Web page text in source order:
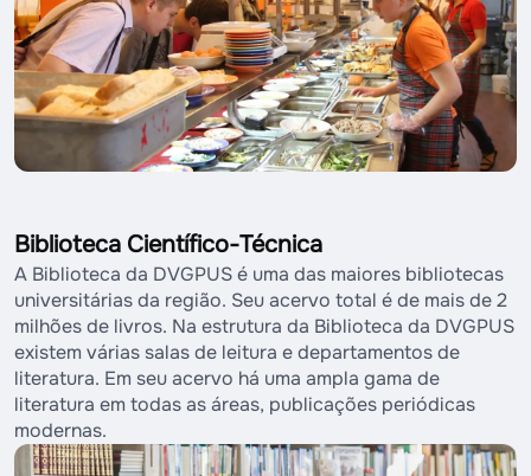
Biblioteca Científico-Técnica
A Biblioteca da DVGPUS é uma das maiores bibliotecas
universitárias da região. Seu acervo total é de mais de 2
milhões de livros. Na estrutura da Biblioteca da DVGPUS
existem várias salas de leitura e departamentos de
literatura. Em seu acervo há uma ampla gama de
literatura em todas as áreas, publicações periódicas
modernas.